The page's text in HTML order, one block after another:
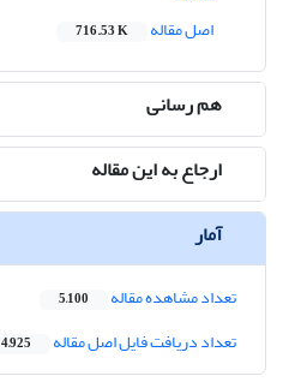
اصل مقاله
716.53 K
هم رسانی
ارجاع به این مقاله
آمار
تعداد مشاهده مقاله 5,100
تعداد دریافت فایل اصل مقاله 4,925